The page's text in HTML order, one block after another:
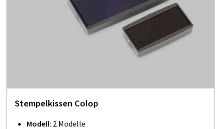
Stempelkissen Colop
Modell: 2 Modelle